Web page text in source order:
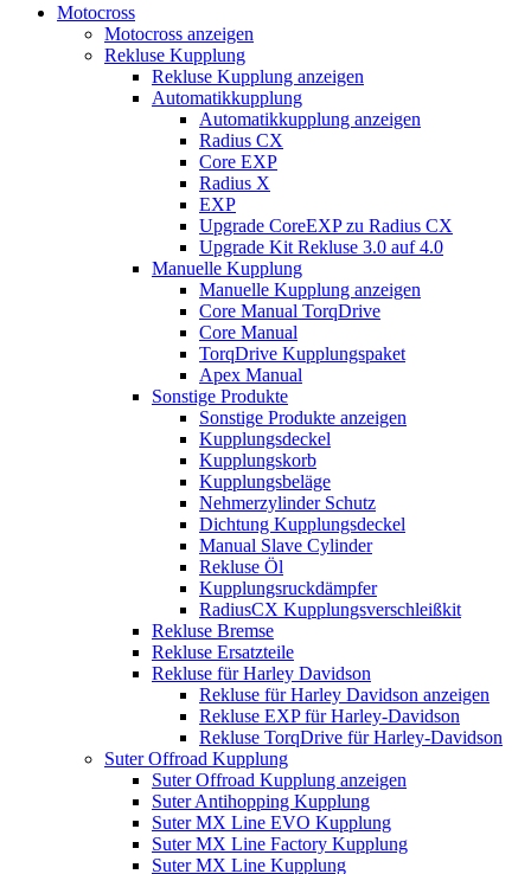
Motocross
Motocross anzeigen
Rekluse Kupplung
Rekluse Kupplung anzeigen
Automatikkupplung
Automatikkupplung anzeigen
Radius CX
Core EXP
Radius X
EXP
Upgrade CoreEXP zu Radius CX
Upgrade Kit Rekluse 3.0 auf 4.0
Manuelle Kupplung
Manuelle Kupplung anzeigen
Core Manual TorqDrive
Core Manual
TorqDrive Kupplungspaket
Apex Manual
Sonstige Produkte
Sonstige Produkte anzeigen
Kupplungsdeckel
Kupplungskorb
Kupplungsbeläge
Nehmerzylinder Schutz
Dichtung Kupplungsdeckel
Manual Slave Cylinder
Rekluse Öl
Kupplungsruckdämpfer
RadiusCX Kupplungsverschleißkit
Rekluse Bremse
Rekluse Ersatzteile
Rekluse für Harley Davidson
Rekluse für Harley Davidson anzeigen
Rekluse EXP für Harley-Davidson
Rekluse TorqDrive für Harley-Davidson
Suter Offroad Kupplung
Suter Offroad Kupplung anzeigen
Suter Antihopping Kupplung
Suter MX Line EVO Kupplung
Suter MX Line Factory Kupplung
Suter MX Line Kupplung